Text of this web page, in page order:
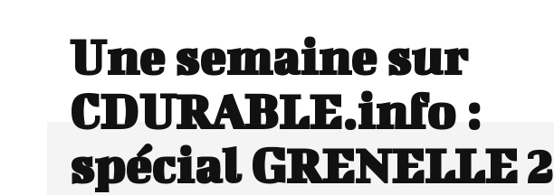
Une semaine sur
CDURABLE.info :
spécial GRENELLE 2